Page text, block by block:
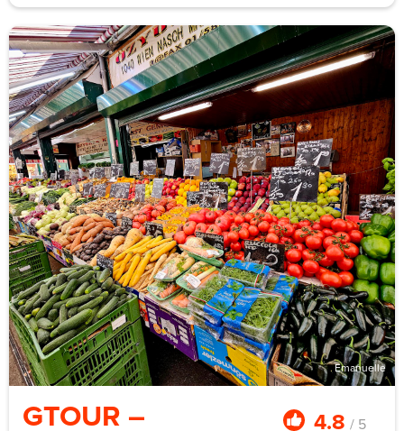
Drehort für „Die Säulen der Erde” und „Die drei
Musketiere”.
Die private Abendführung wird von einer Guide*in in
historischem Kostüm mit echter Laterne durch die
dunklen Gänge geleitet. Hoch geht es auf den 45 Meter
hohen Heinrichsturm. Buchungen sind ganzjährig
möglich, auch wenn die öffentlichen Öffnungszeiten
nicht greifen. Das gibt dem Format echte Flexibilität für
Firmenkalender.
Privatgruppen ab zehn Personen, bis 25 pro Guide. Rund
90 Minuten. Standardführung ab rund 18 € pro Person,
Nachtformat rund 25 €. Voller Buyout auf Anfrage.
Emanuelle
GTOUR – 4.8 / 5